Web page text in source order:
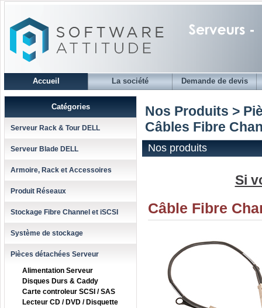
Accueil La société Demande de devis
Catégories
Serveur Rack & Tour DELL
Serveur Blade DELL
Armoire, Rack et Accessoires
Produit Réseaux
Stockage Fibre Channel et iSCSI
Système de stockage
Pièces détachées Serveur
Alimentation Serveur
Disques Durs & Caddy
Carte controleur SCSI / SAS
Lecteur CD / DVD / Disquette
Nos Produits >
Câbles Fibre
Nos produits
Si
Câble Fibre